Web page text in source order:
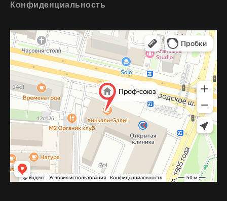
Конфиденциальность